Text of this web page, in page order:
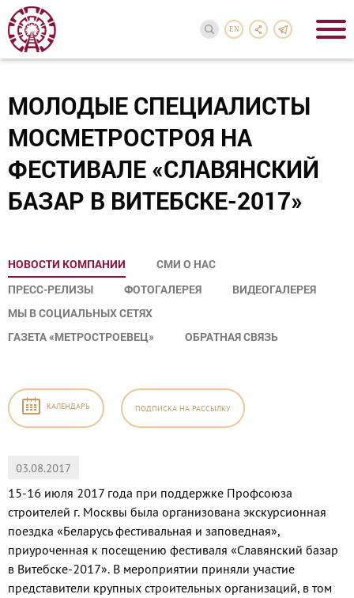
EN
МОЛОДЫЕ СПЕЦИАЛИСТЫ
МОСМЕТРОСТРОЯ НА
ФЕСТИВАЛЕ «СЛАВЯНСКИЙ
БАЗАР В ВИТЕБСКЕ-2017»
НОВОСТИ КОМПАНИИ
СМИ О НАС
ПРЕСС-РЕЛИЗЫ
ФОТОГАЛЕРЕЯ
ВИДЕОГАЛЕРЕЯ
МЫ В СОЦИАЛЬНЫХ СЕТЯХ
ГАЗЕТА «МЕТРОСТРОЕВЕЦ»
ОБРАТНАЯ СВЯЗЬ
КАЛЕНДАРЬ ПОДПИСКА НА РАССЫЛКУ
03.08.2017
15-16 июля 2017 года при поддержке Профсоюза
строителей г. Москвы была организована экскурсионная
поездка «Беларусь фестивальная и заповедная»,
приуроченная к посещению фестиваля «Славянский базар
в Витебске-2017». В мероприятии приняли участие
представители крупных строительных организаций, в том